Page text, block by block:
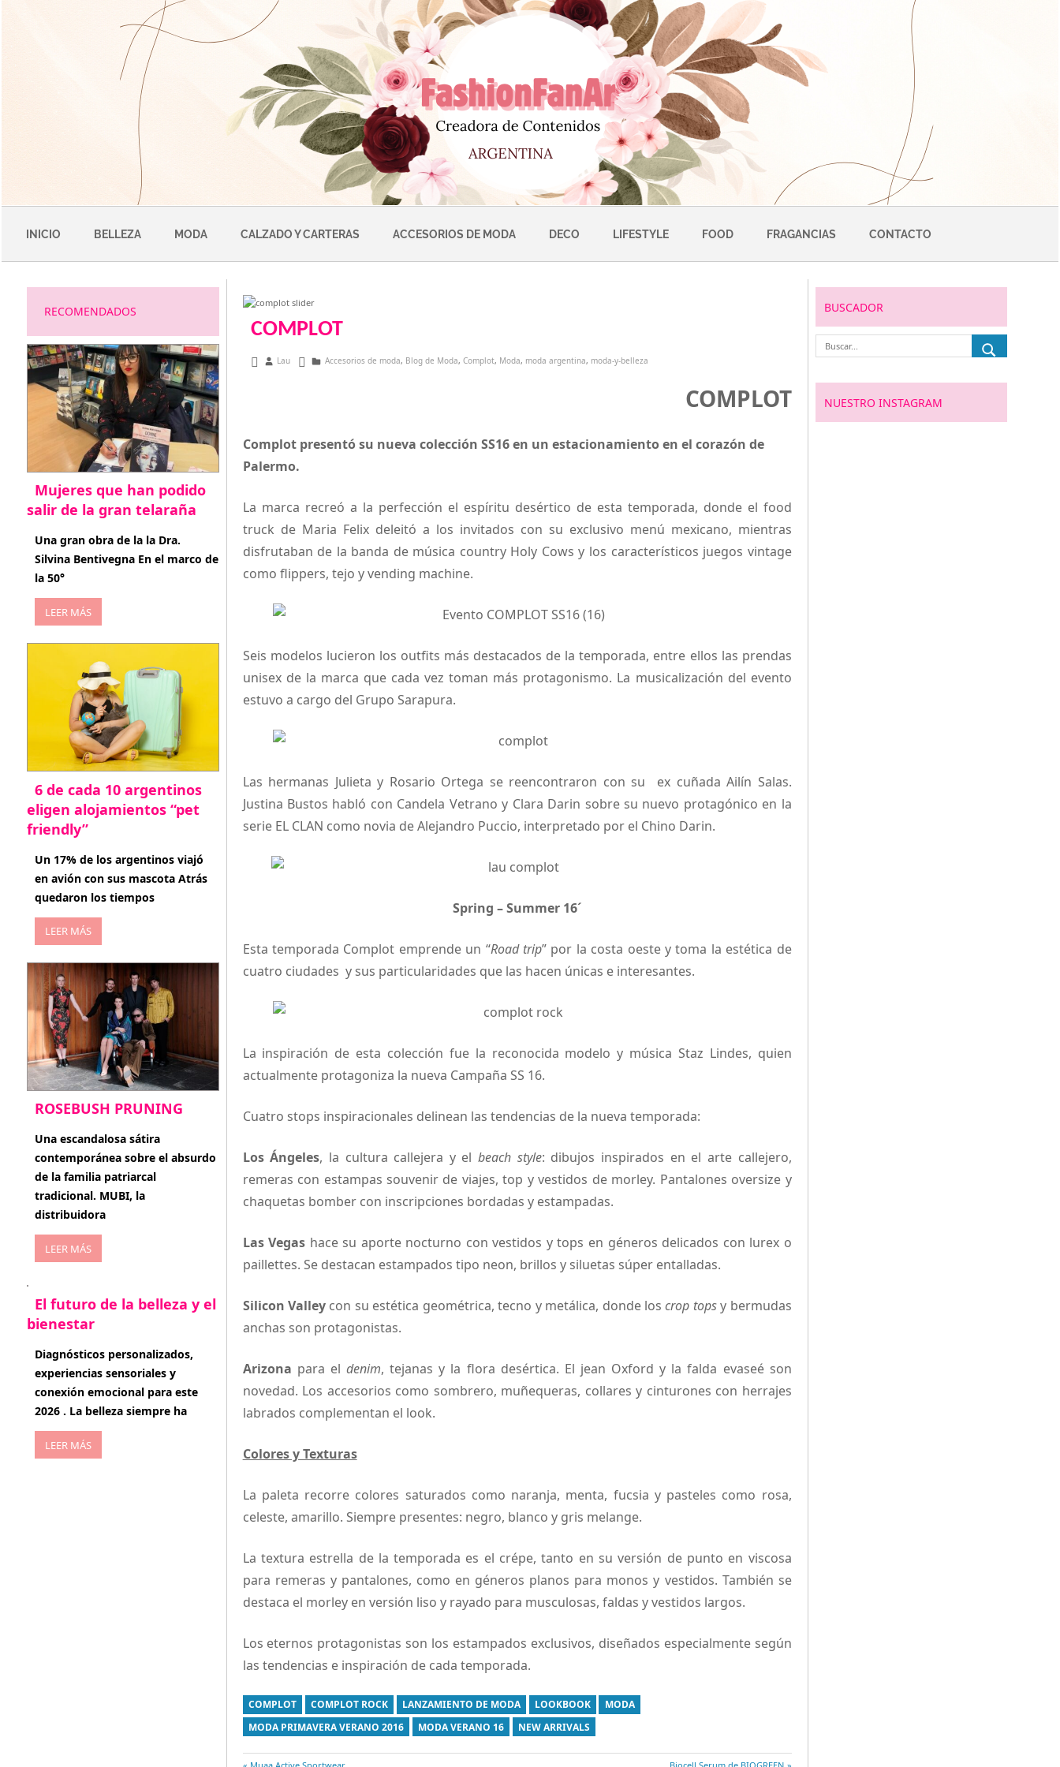
INICIO BELLEZA MODA CALZADO Y CARTERAS ACCESORIOS DE MODA DECO LIFESTYLE FOOD FRAGANCIAS CONTACTO
COMPLOT
septiembre 22, 2015
Lau Accesorios de moda, Blog de Moda, Complot, Moda, moda argentina, moda-y-belleza
COMPLOT
Complot presentó su nueva colección SS16 en un estacionamiento en el corazón de
Palermo.
La marca recreó a la perfección el espíritu desértico de esta temporada, donde el food
truck de Maria Felix deleitó a los invitados con su exclusivo menú mexicano, mientras
disfrutaban de la banda de música country Holy Cows y los característicos juegos vintage
como flippers, tejo y vending machine.
Seis modelos lucieron los outfits más destacados de la temporada, entre ellos las prendas
unisex de la marca que cada vez toman más protagonismo. La musicalización del evento
estuvo a cargo del Grupo Sarapura.
Las hermanas Julieta y Rosario Ortega se reencontraron con su ex cuñada Ailín Salas.
Justina Bustos habló con Candela Vetrano y Clara Darin sobre su nuevo protagónico en la
serie EL CLAN como novia de Alejandro Puccio, interpretado por el Chino Darin.
Spring – Summer 16´
Esta temporada Complot emprende un “Road trip” por la costa oeste y toma la estética de
cuatro ciudades y sus particularidades que las hacen únicas e interesantes.
La inspiración de esta colección fue la reconocida modelo y música Staz Lindes, quien
actualmente protagoniza la nueva Campaña SS 16.
Cuatro stops inspiracionales delinean las tendencias de la nueva temporada:
Los Ángeles, la cultura callejera y elbeach style: dibujos inspirados en el arte callejero,
remeras con estampas souvenir de viajes, top y vestidos de morley. Pantalones oversize y
chaquetas bomber con inscripciones bordadas y estampadas.
Las Vegas hace su aporte nocturno con vestidos y tops en géneros delicados con lurex o
paillettes. Se destacan estampados tipo neon, brillos y siluetas súper entalladas.
Silicon Valley con su estética geométrica, tecno y metálica, donde loscrop topsy bermudas
anchas son protagonistas.
Arizona para el denim, tejanas y la flora desértica. El jean Oxford y la falda evaseé son
novedad. Los accesorios como sombrero, muñequeras, collares y cinturones con herrajes
labrados complementan el look.
Colores y Texturas
La paleta recorre colores saturados como naranja, menta, fucsia y pasteles como rosa,
celeste, amarillo. Siempre presentes: negro, blanco y gris melange.
La textura estrella de la temporada es el crépe, tanto en su versión de punto en viscosa
para remeras y pantalones, como en géneros planos para monos y vestidos. También se
destaca el morley en versión liso y rayado para musculosas, faldas y vestidos largos.
Los eternos protagonistas son los estampados exclusivos, diseñados especialmente según
las tendencias e inspiración de cada temporada.
COMPLOT COMPLOT ROCK LANZAMIENTO DE MODA LOOKBOOK
MODA
MODA PRIMAVERA VERANO 2016
MODA VERANO 16 NEW ARRIVALS
RECOMENDADOS
Mujeres que han podido
salir de la gran telaraña
abril 29, 2026
Una gran obra de la la Dra.
Silvina Bentivegna En el marco de
la 50°
LEER MÁS
6 de cada 10 argentinos
eligen alojamientos “pet
friendly”
abril 27, 2026
Un 17% de los argentinos viajó
en avión con sus mascota Atrás
quedaron los tiempos
LEER MÁS
ROSEBUSH PRUNING
enero 20, 2026
Una escandalosa sátira
contemporánea sobre el absurdo
de la familia patriarcal
tradicional. MUBI, la
distribuidora
LEER MÁS
El futuro de la belleza y el
bienestar
enero 15, 2026
Diagnósticos personalizados,
experiencias sensoriales y
conexión emocional para este
2026 . La belleza siempre ha
LEER MÁS
BUSCADOR
NUESTRO INSTAGRAM